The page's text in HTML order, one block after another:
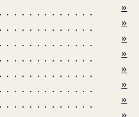
»
»
»
»
»
»
»
»